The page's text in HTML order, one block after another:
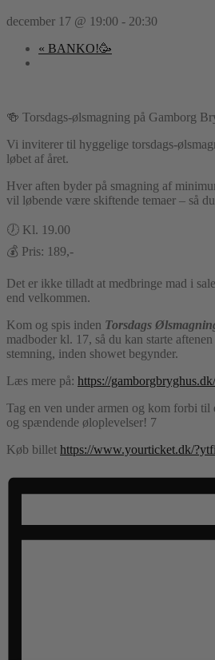
december 17 @ 19:00 - 20:30
« BANKO!🥳
🍻 Torsdags-ølsmagning på Gamborg
Vi inviterer til hyggelige torsdags-
løbet af året.
Hver aften byder på smagning af
vil løbende være skiftende temaer – så
🕖 Kl. 19.00
💰 Pris: 189,-
Det er ikke tilladt at medbringe mad i
end velkommen.
Kom og spis inden Torsdags
madboder kl. 17, så du kan starte
stemning, inden showet begynder.
Læs mere på: https://
Tag en ven under armen og kom forbi til
og spændende øloplevelser! 7
Køb billet https://www.yourticket.dk/